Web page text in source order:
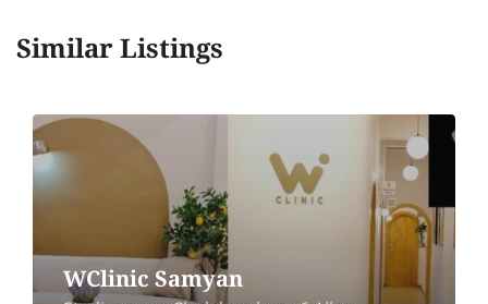
Similar Listings
WClinic Samyan